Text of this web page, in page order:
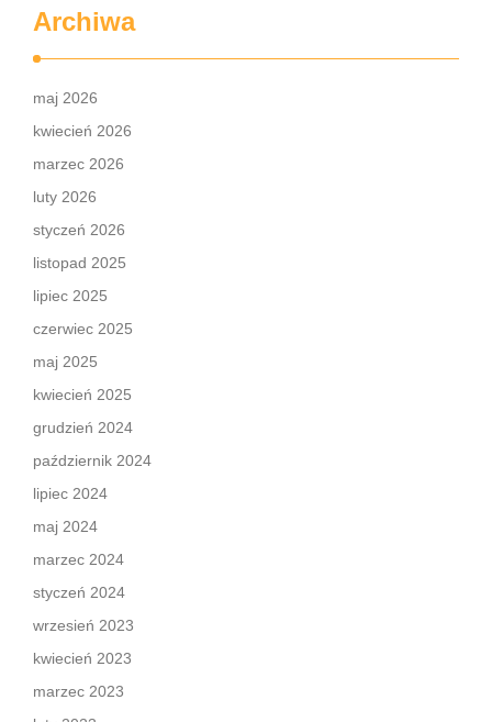
Archiwa
maj 2026
kwiecień 2026
marzec 2026
luty 2026
styczeń 2026
listopad 2025
lipiec 2025
czerwiec 2025
maj 2025
kwiecień 2025
grudzień 2024
październik 2024
lipiec 2024
maj 2024
marzec 2024
styczeń 2024
wrzesień 2023
kwiecień 2023
marzec 2023